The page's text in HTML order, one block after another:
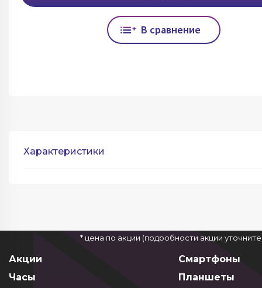
В сравнение
Характеристики
* цена по акции (подробности акции
Акции
Смартфоны
Часы
Планшеты